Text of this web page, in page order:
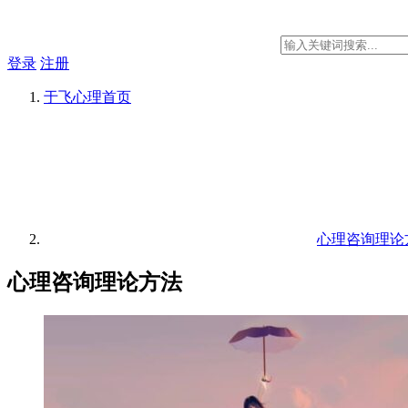
登录 注册
于飞心理首页
心理咨询理论
心理咨询理论方法